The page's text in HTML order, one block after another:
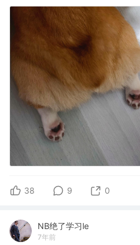
38 9 0
NB绝了学习le
7年前